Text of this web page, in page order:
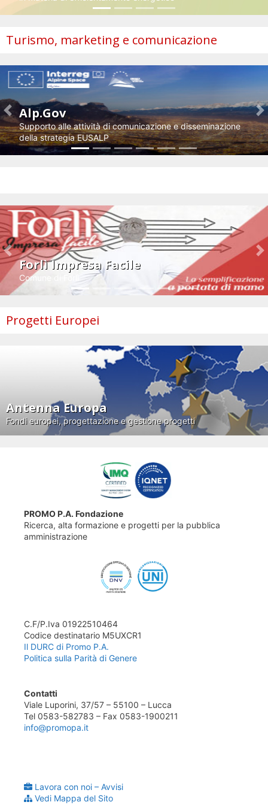
Turismo, marketing e comunicazione
Alp.Gov
Supporto alle attività di comunicazione e disseminazione
della strategia EUSALP
Previous
Forlì Impresa Facile
Comune di Forlì
Previous
Progetti Europei
Antenna Europa
Fondi europei, progettazione e gestione progetti
PROMO P.A. Fondazione
Ricerca, alta formazione e progetti per la pubblica
amministrazione
C.F/P.Iva 01922510464
Codice destinatario M5UXCR1
Il DURC di Promo P.A.
Politica sulla Parità di Genere
Contatti
Viale Luporini, 37/57 – 55100 – Lucca
Tel 0583-582783 – Fax 0583-1900211
info@promopa.it
Lavora con noi – Avvisi
Vedi Mappa del Sito